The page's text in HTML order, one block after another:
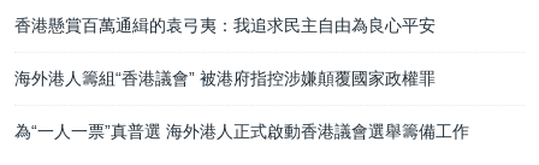
香港懸賞百萬通緝的袁弓夷：我追求民主自由為良心平安
海外港人籌組“香港議會” 被港府指控涉嫌顛覆國家政權罪
為“一人一票”真普選 海外港人正式啟動香港議會選舉籌備工作